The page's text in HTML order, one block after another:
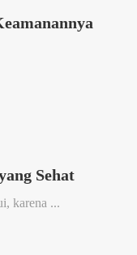
Sehat
karena ...